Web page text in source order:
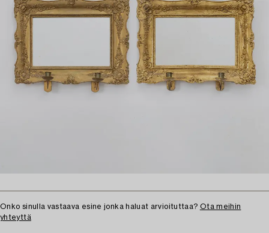
Onko sinulla vastaava esine jonka haluat arvioituttaa? Ota meihin
yhteyttä